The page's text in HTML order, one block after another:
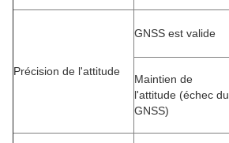
Précision de l'attitude
GNSS est valide
Maintien de
l'attitude (échec du
GNSS)